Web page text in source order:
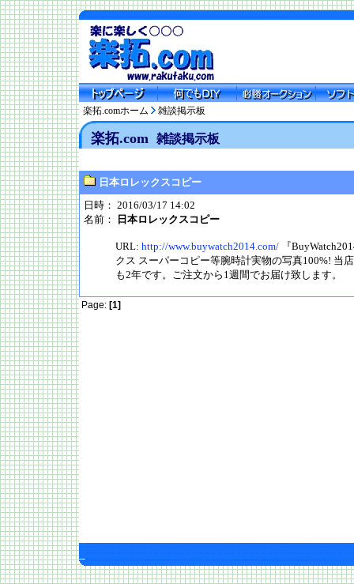
楽拓.comホーム 雑談掲示板
楽拓.com 雑談掲示板
日本ロレックスコピー
日時： 2016/03/17 14:02
名前：
日本ロレックスコピー
URL: http://www.buywatch2014.com/ 『
クス スーパーコピー等腕時計実物の写真100%! 当
も2年です。ご注文から1週間でお届け致します。
Page: [1]